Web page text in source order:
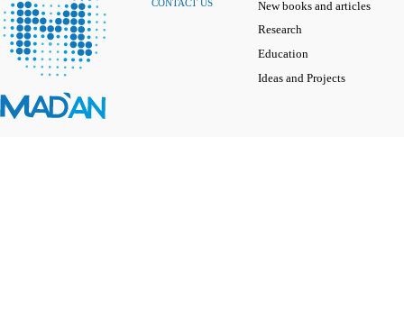
CONTACT US
New books and articles
Research
Education
Ideas and Projects